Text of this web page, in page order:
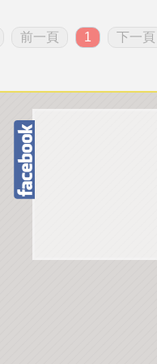
前一頁 1 下一頁